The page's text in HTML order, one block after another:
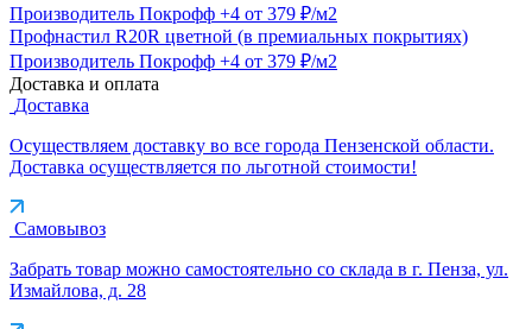
Производитель Покрофф +4 от 379 ₽/м2
Профнастил R20R цветной (в премиальных покрытиях)
Производитель Покрофф +4 от 379 ₽/м2
Доставка и оплата
Доставка
Осуществляем доставку во все города Пензенской области.
Доставка осуществляется по льготной стоимости!
Самовывоз
Забрать товар можно самостоятельно со склада в г. Пенза, ул.
Измайлова, д. 28